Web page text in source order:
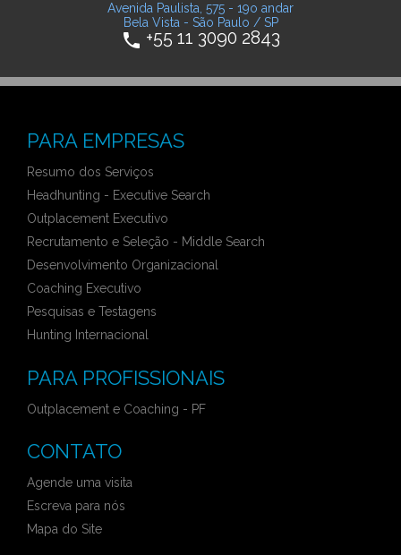
Avenida Paulista, 575 - 19o andar
Bela Vista - São Paulo / SP
phone +55 11 3090 2843
PARA EMPRESAS
Resumo dos Serviços
Headhunting - Executive Search
Outplacement Executivo
Recrutamento e Seleção - Middle Search
Desenvolvimento Organizacional
Coaching Executivo
Pesquisas e Testagens
Hunting Internacional
PARA PROFISSIONAIS
Outplacement e Coaching - PF
CONTATO
Agende uma visita
Escreva para nós
Mapa do Site